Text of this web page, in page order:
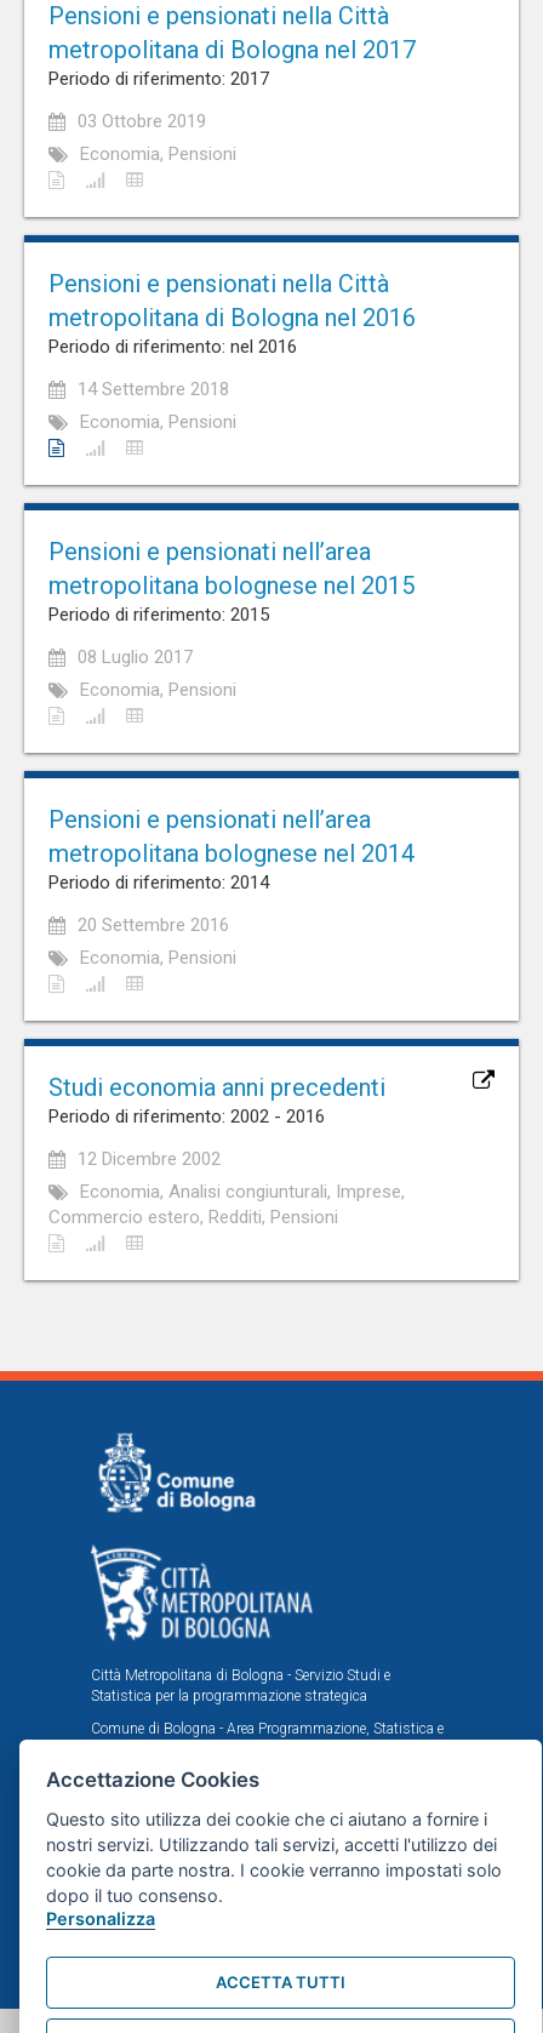
Pensioni e pensionati nella Città
metropolitana di Bologna nel 2017
Periodo di riferimento: 2017
03 Ottobre 2019
Economia, Pensioni
Pensioni e pensionati nella Città
metropolitana di Bologna nel 2016
Periodo di riferimento: nel 2016
14 Settembre 2018
Economia, Pensioni
Pensioni e pensionati nell’area
metropolitana bolognese nel 2015
Periodo di riferimento: 2015
08 Luglio 2017
Economia, Pensioni
Pensioni e pensionati nell’area
metropolitana bolognese nel 2014
Periodo di riferimento: 2014
20 Settembre 2016
Economia, Pensioni
Studi economia anni precedenti
Periodo di riferimento: 2002 - 2016
12 Dicembre 2002
Economia, Analisi congiunturali, Imprese,
Commercio estero, Redditi, Pensioni
Città Metropolitana di Bologna - Servizio Studi e
Statistica per la programmazione strategica
Comune di Bologna - Area Programmazione, Statistica e
di Statistica
nell'ambito dell'accordo istituzionale fra Città
Metropolitana e Comune di Bologna in tema di statistica
e ricerche demografiche, sociali ed economiche.
Mappa del sito
Accettazione Cookies
Questo sito utilizza dei cookie che ci aiutano a fornire i
nostri servizi. Utilizzando tali servizi, accetti l'utilizzo dei
cookie da parte nostra. I cookie verranno impostati solo
dopo il tuo consenso.
Personalizza
ACCETTA TUTTI